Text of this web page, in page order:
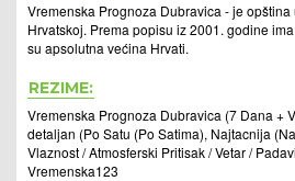
Vremenska Prognoza Dubravica - je
Hrvatskoj. Prema popisu iz 2001. godine
su apsolutna većina Hrvati.
REZIME:
Vremenska Prognoza Dubravica (7 Dana +
detaljan (Po Satu (Po Satima), Najtacnija
Vlaznost / Atmosferski Pritisak / Vetar /
Vremenska123